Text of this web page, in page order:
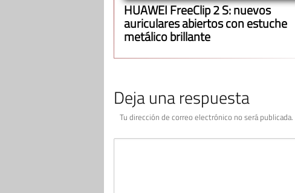
HUAWEI FreeClip 2 S: nuevos
auriculares abiertos con estuche
metálico brillante
Deja una respuesta
Tu dirección de correo electrónico no será publicada.